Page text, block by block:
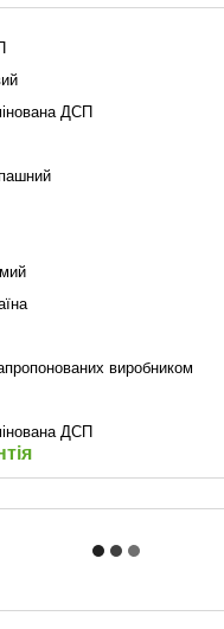
ДСП
виробником
ДСП